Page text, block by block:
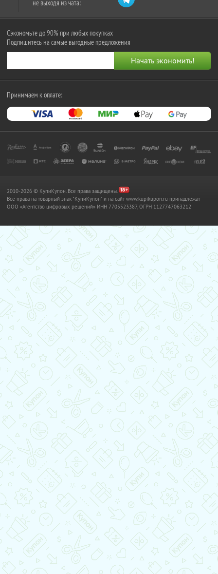
не выходя из чата:
Сэкономьте до 90% при любых покупках
Подпишитесь на самые выгодные предложения
Принимаем к оплате:
2010-2026 © КупиКупон. Все права защищены.
Все права на товарный знак "КупиКупон" и на сайт www.kupikupon.ru принадлежат
OOO «Агентство цифровых решений» ИНН 7705523387, ОГРН 1127747063212